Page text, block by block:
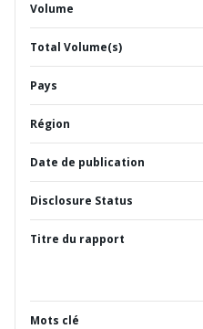
Volume
Total Volume(s)
Pays
Région
Date de publication
Disclosure Status
Titre du rapport
Mots clé